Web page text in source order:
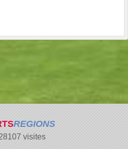
REGIONS
visites